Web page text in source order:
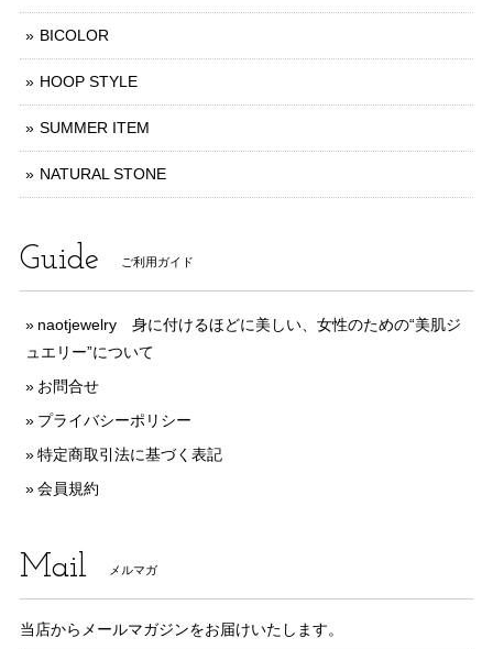
BICOLOR
HOOP STYLE
SUMMER ITEM
NATURAL STONE
Guide ご利用ガイド
naotjewelry 身に付けるほどに美しい、女性のための“美肌ジ
ュエリー”について
お問合せ
プライバシーポリシー
特定商取引法に基づく表記
会員規約
Mail メルマガ
当店からメールマガジンをお届けいたします。